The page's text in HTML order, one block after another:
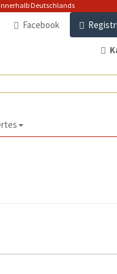
Deutschlands
Facebook